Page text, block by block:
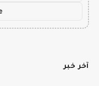
آخر خبر